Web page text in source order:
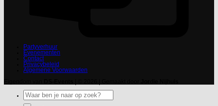
Partyverhuur
Evenementen
Contact
Privacybeleid
Algemene Voorwaarden
Zoeken
naar: